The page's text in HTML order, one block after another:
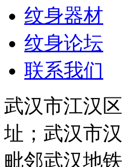
纹身器材
纹身论坛
联系我们
武汉市江汉
址；武汉市
毗邻武汉地